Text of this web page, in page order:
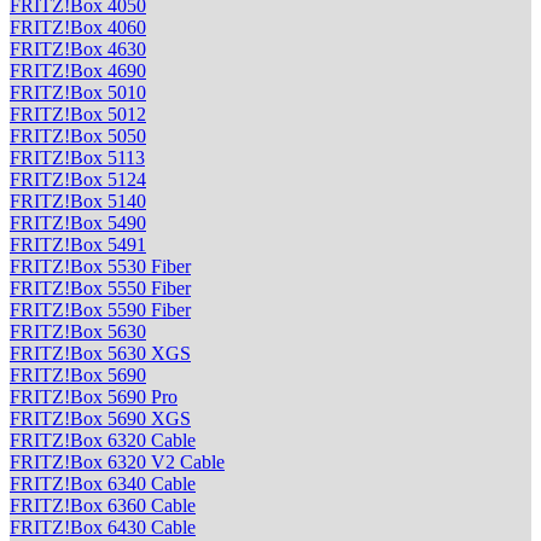
FRITZ!Box 4050
FRITZ!Box 4060
FRITZ!Box 4630
FRITZ!Box 4690
FRITZ!Box 5010
FRITZ!Box 5012
FRITZ!Box 5050
FRITZ!Box 5113
FRITZ!Box 5124
FRITZ!Box 5140
FRITZ!Box 5490
FRITZ!Box 5491
FRITZ!Box 5530 Fiber
FRITZ!Box 5550 Fiber
FRITZ!Box 5590 Fiber
FRITZ!Box 5630
FRITZ!Box 5630 XGS
FRITZ!Box 5690
FRITZ!Box 5690 Pro
FRITZ!Box 5690 XGS
FRITZ!Box 6320 Cable
FRITZ!Box 6320 V2 Cable
FRITZ!Box 6340 Cable
FRITZ!Box 6360 Cable
FRITZ!Box 6430 Cable